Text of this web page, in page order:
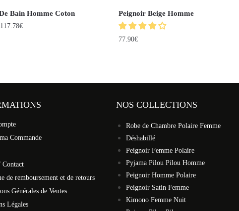
Bain Homme Coton
117.78€
Peignoir Beige Homme
77.90€
Commande
de remboursement et de retours
Générales de Ventes
Légales
NOS COLLECTIONS
Robe de Chambre Polaire Femme
Déshabillé
Peignoir Femme Polaire
Pyjama Pilou Pilou Homme
Peignoir Homme Polaire
Peignoir Satin Femme
Kimono Femme Nuit